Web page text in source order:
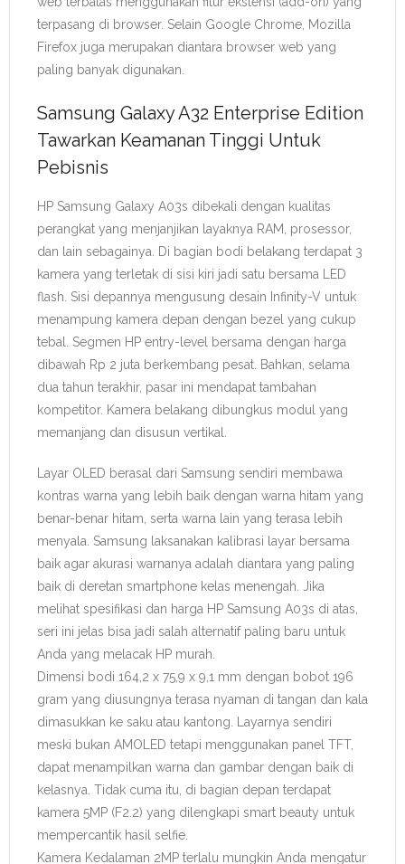
terpasang di browser. Selain Google Chrome, Mozilla
Firefox juga merupakan diantara browser web yang
paling banyak digunakan.
Samsung Galaxy A32 Enterprise Edition
Tawarkan Keamanan Tinggi Untuk
Pebisnis
HP Samsung Galaxy A03s dibekali dengan kualitas
perangkat yang menjanjikan layaknya RAM, prosessor,
dan lain sebagainya. Di bagian bodi belakang terdapat 3
kamera yang terletak di sisi kiri jadi satu bersama LED
flash. Sisi depannya mengusung desain Infinity-V untuk
menampung kamera depan dengan bezel yang cukup
tebal. Segmen HP entry-level bersama dengan harga
dibawah Rp 2 juta berkembang pesat. Bahkan, selama
dua tahun terakhir, pasar ini mendapat tambahan
kompetitor. Kamera belakang dibungkus modul yang
memanjang dan disusun vertikal.
Layar OLED berasal dari Samsung sendiri membawa
kontras warna yang lebih baik dengan warna hitam yang
benar-benar hitam, serta warna lain yang terasa lebih
menyala. Samsung laksanakan kalibrasi layar bersama
baik agar akurasi warnanya adalah diantara yang paling
baik di deretan smartphone kelas menengah. Jika
melihat spesifikasi dan harga HP Samsung A03s di atas,
seri ini jelas bisa jadi salah alternatif paling baru untuk
Anda yang melacak HP murah.
Dimensi bodi 164,2 x 75,9 x 9,1 mm dengan bobot 196
gram yang diusungnya terasa nyaman di tangan dan kala
dimasukkan ke saku atau kantong. Layarnya sendiri
meski bukan AMOLED tetapi menggunakan panel TFT,
dapat menampilkan warna dan gambar dengan baik di
kelasnya. Tidak cuma itu, di bagian depan terdapat
kamera 5MP (F2.2) yang dilengkapi smart beauty untuk
mempercantik hasil selfie.
Kamera Kedalaman 2MP terlalu mungkin Anda mengatur